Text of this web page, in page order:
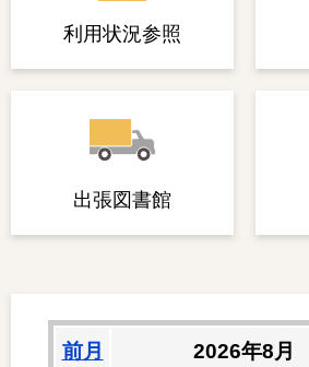
利用状況参照
出張図書館
前月 2026年8月